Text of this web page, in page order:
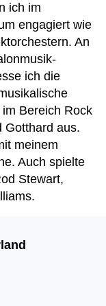
ich im
engagiert wie
An
ich die
Bereich Rock
Gotthard aus.
meinem
Auch spielte
Stewart,